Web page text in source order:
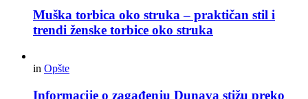
Muška torbica oko struka – praktičan stil i
trendi ženske torbice oko struka
in Opšte
Informacije o zagađenju Dunava stižu preko